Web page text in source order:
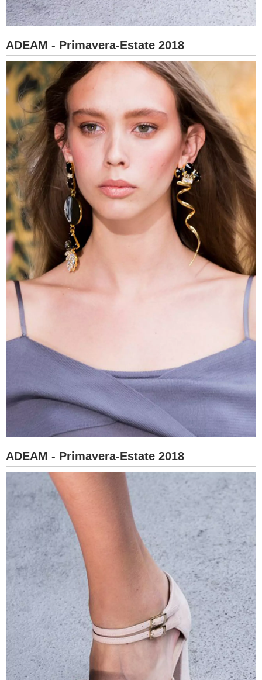
ADEAM - Primavera-Estate 2018
ADEAM - Primavera-Estate 2018